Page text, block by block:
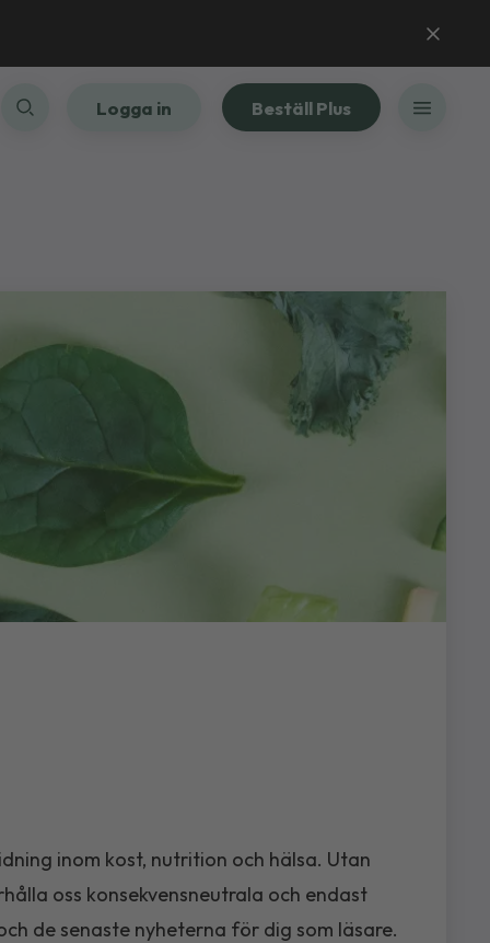
Logga in Beställ Plus
inom kost, nutrition och hälsa. Utan
oss konsekvensneutrala och endast
de senaste nyheterna för dig som läsare.